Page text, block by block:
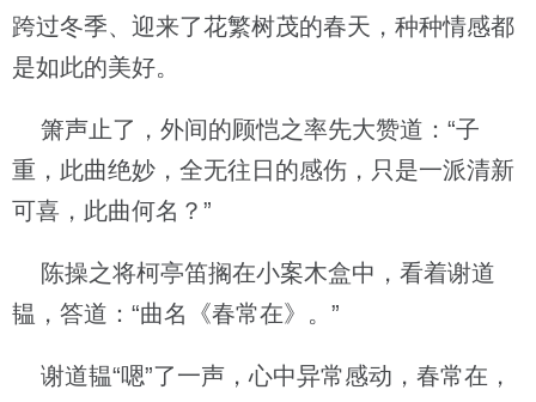
跨过冬季、迎来了花繁树茂的春天，种种情感都
是如此的美好。
箫声止了，外间的顾恺之率先大赞道：“子
重，此曲绝妙，全无往日的感伤，只是一派清新
可喜，此曲何名？”
陈操之将柯亭笛搁在小案木盒中，看着谢道
韫，答道：“曲名《春常在》。”
谢道韫“嗯”了一声，心中异常感动，春常在，